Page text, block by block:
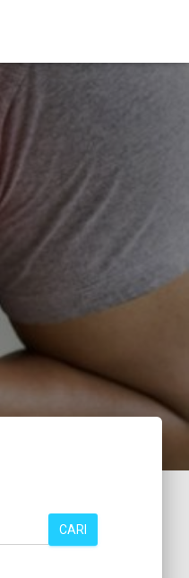
CARI